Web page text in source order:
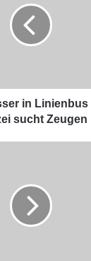
in
sucht Zeugen